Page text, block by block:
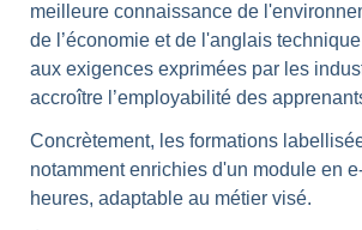
meilleure connaissance de
de l’économie et de l'anglais
aux exigences exprimées par les
accroître l’employabilité des
Concrètement, les formations
notamment enrichies d'un module en
heures, adaptable au métier visé.